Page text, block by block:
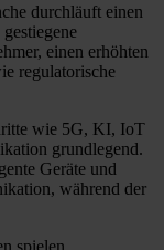
durchläuft einen
einen erhöhten
regulatorische
wie 5G, KI, IoT
grundlegend.
Geräte und
während der
spielen